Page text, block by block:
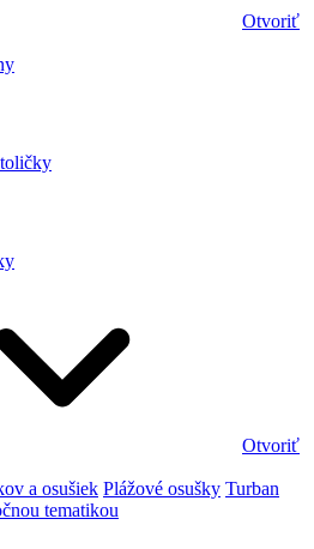
Otvoriť
Otvoriť
a osušiek Plážové osušky Turban
tematikou